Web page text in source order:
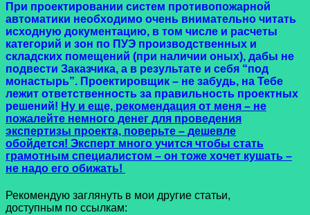
При проектировании систем противопожарной
автоматики необходимо очень внимательно читать
исходную документацию, в том числе и расчеты
категорий и зон по ПУЭ производственных и
складских помещений (при наличии оных), дабы не
подвести Заказчика, а в результате и себя “под
монастырь”. Проектировщик – не забудь, на Тебе
лежит ответственность за правильность проектных
решений! Ну и еще, рекомендация от меня – не
пожалейте немного денег для проведения
экспертизы проекта, поверьте – дешевле
обойдется! Эксперт много учится чтобы стать
грамотным специалистом – он тоже хочет кушать –
не надо его обижать!
Рекомендую заглянуть в мои другие статьи,
доступным по ссылкам: